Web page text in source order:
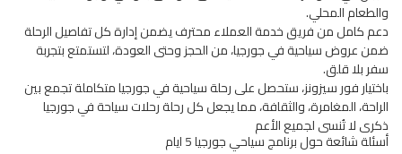
والطعام المحلي.
دعم كامل من فريق خدمة العملاء محترف يضمن إدارة كل تفاصيل الرحلة
ضمن عروض سياحية في جورجيا، من الحجز وحتى العودة، لتستمتع بتجربة
سفر بلا قلق.
باختيار فور سيزونز، ستحصل علىرحلة سياحية في جورجيامتكاملة تجمع بين
الراحة، المغامرة، والثقافة، مما يجعل كل رحلة رحلات سياحة في جورجيا
ذكرى لا تُنسى لجميع الأعم
أسئلة شائعة حول برنامج سياحي جورجيا 5 ايام